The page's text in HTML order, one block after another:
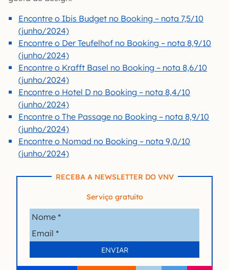
Encontre o Ibis Budget no Booking – nota 7,5/10
(junho/2024)
Encontre o Der Teufelhof no Booking – nota 8,9/10
(junho/2024)
Encontre o Krafft Basel no Booking – nota 8,6/10
(junho/2024)
Encontre o Hotel D no Booking – nota 8,4/10
(junho/2024)
Encontre o The Passage no Booking – nota 8,9/10
(junho/2024)
Encontre o Nomad no Booking – nota 9,0/10
(junho/2024)
RECEBA A NEWSLETTER DO VNV
Serviço gratuito